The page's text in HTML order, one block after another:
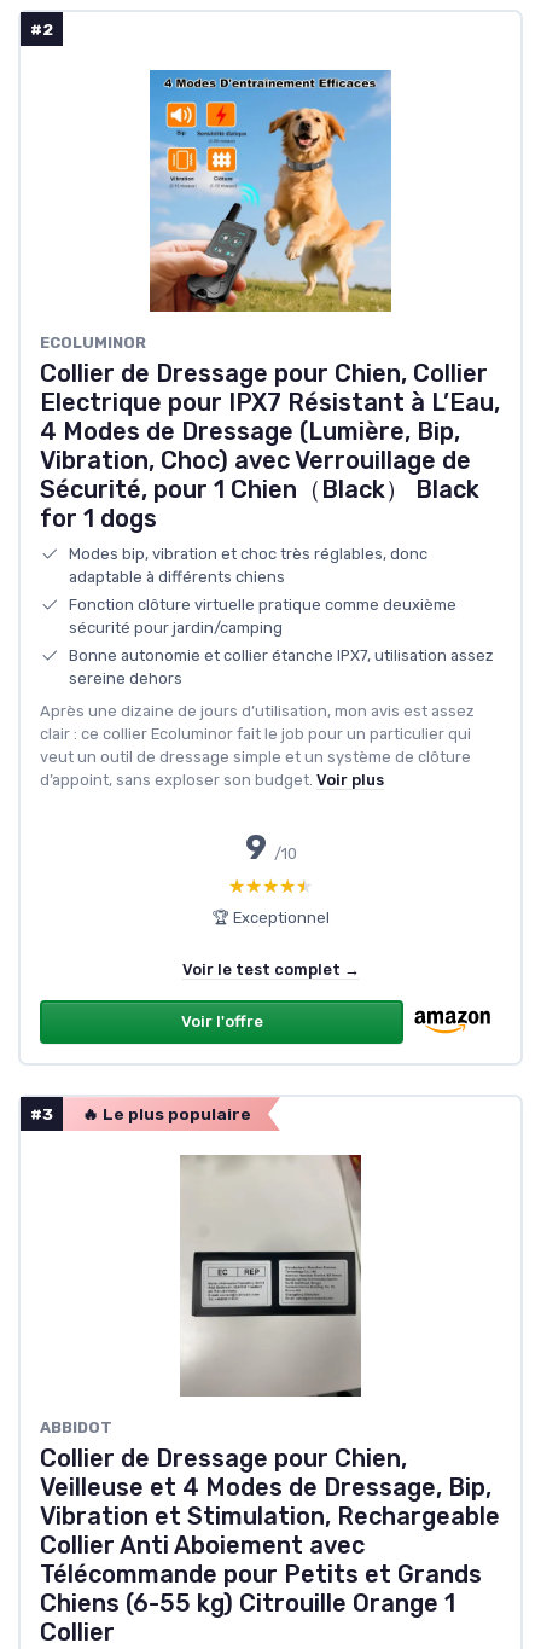
#2
ECOLUMINOR
Collier de Dressage pour Chien, Collier
Electrique pour IPX7 Résistant à L’Eau,
4 Modes de Dressage (Lumière, Bip,
Vibration, Choc) avec Verrouillage de
Sécurité, pour 1 Chien（Black） Black
for 1 dogs
Modes bip, vibration et choc très réglables, donc
adaptable à différents chiens
Fonction clôture virtuelle pratique comme deuxième
sécurité pour jardin/camping
Bonne autonomie et collier étanche IPX7, utilisation assez
sereine dehors
Après une dizaine de jours d’utilisation, mon avis est assez
clair : ce collier Ecoluminor fait le job pour un particulier qui
veut un outil de dressage simple et un système de clôture
d’appoint, sans exploser son budget. Voir plus
9 /10
★★★★★
★★★★★
🏆 Exceptionnel
Voir le test complet →
Voir l'offre
#3 🔥 Le plus populaire
ABBIDOT
Collier de Dressage pour Chien,
Veilleuse et 4 Modes de Dressage, Bip,
Vibration et Stimulation, Rechargeable
Collier Anti Aboiement avec
Télécommande pour Petits et Grands
Chiens (6-55 kg) Citrouille Orange 1
Collier